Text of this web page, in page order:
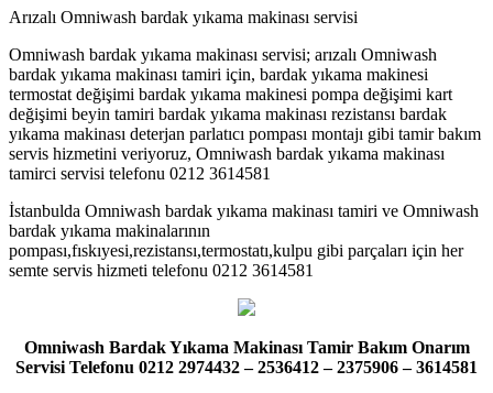
Arızalı Omniwash bardak yıkama makinası servisi
Omniwash bardak yıkama makinası servisi; arızalı Omniwash
bardak yıkama makinası tamiri için, bardak yıkama makinesi
termostat değişimi bardak yıkama makinesi pompa değişimi kart
değişimi beyin tamiri bardak yıkama makinası rezistansı bardak
yıkama makinası deterjan parlatıcı pompası montajı gibi tamir bakım
servis hizmetini veriyoruz, Omniwash bardak yıkama makinası
tamirci servisi telefonu 0212 3614581
İstanbulda Omniwash bardak yıkama makinası tamiri ve Omniwash
bardak yıkama makinalarının
pompası,fıskıyesi,rezistansı,termostatı,kulpu gibi parçaları için her
semte servis hizmeti telefonu 0212 3614581
Omniwash Bardak Yıkama Makinası Tamir Bakım Onarım
Servisi Telefonu 0212 2974432 – 2536412 – 2375906 – 3614581